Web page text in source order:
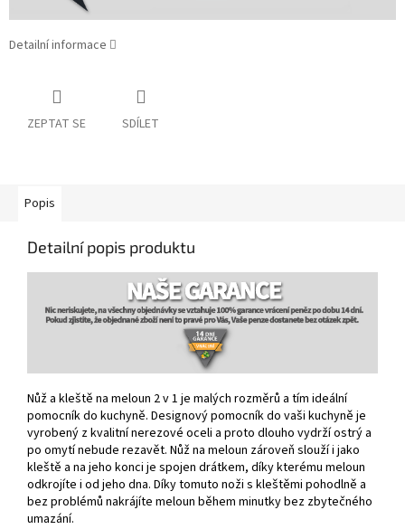
Detailní informace
ZEPTAT SE SDÍLET
Popis
Detailní popis produktu
Nůž a kleště na meloun 2 v 1 je malých rozměrů a tím ideální
pomocník do kuchyně. Designový pomocník do vaši kuchyně je
vyrobený z kvalitní nerezové oceli a proto dlouho vydrží ostrý a
po omytí nebude rezavět. Nůž na meloun zároveň slouží i jako
kleště a na jeho konci je spojen drátkem, díky kterému meloun
odkrojíte i od jeho dna. Díky tomuto noži s kleštěmi pohodlně a
bez problémů nakrájíte meloun během minutky bez zbytečného
umazání.